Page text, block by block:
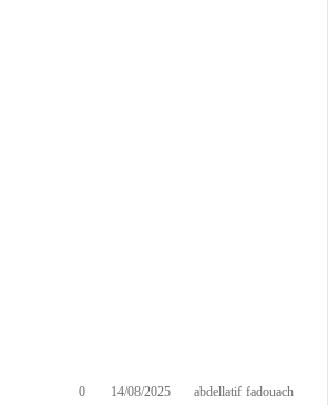
abdellatif fadouach
14/08/2025
0